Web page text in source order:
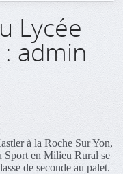
Lycée
admin
à la Roche Sur Yon,
Sport en Milieu Rural se
de seconde au palet.